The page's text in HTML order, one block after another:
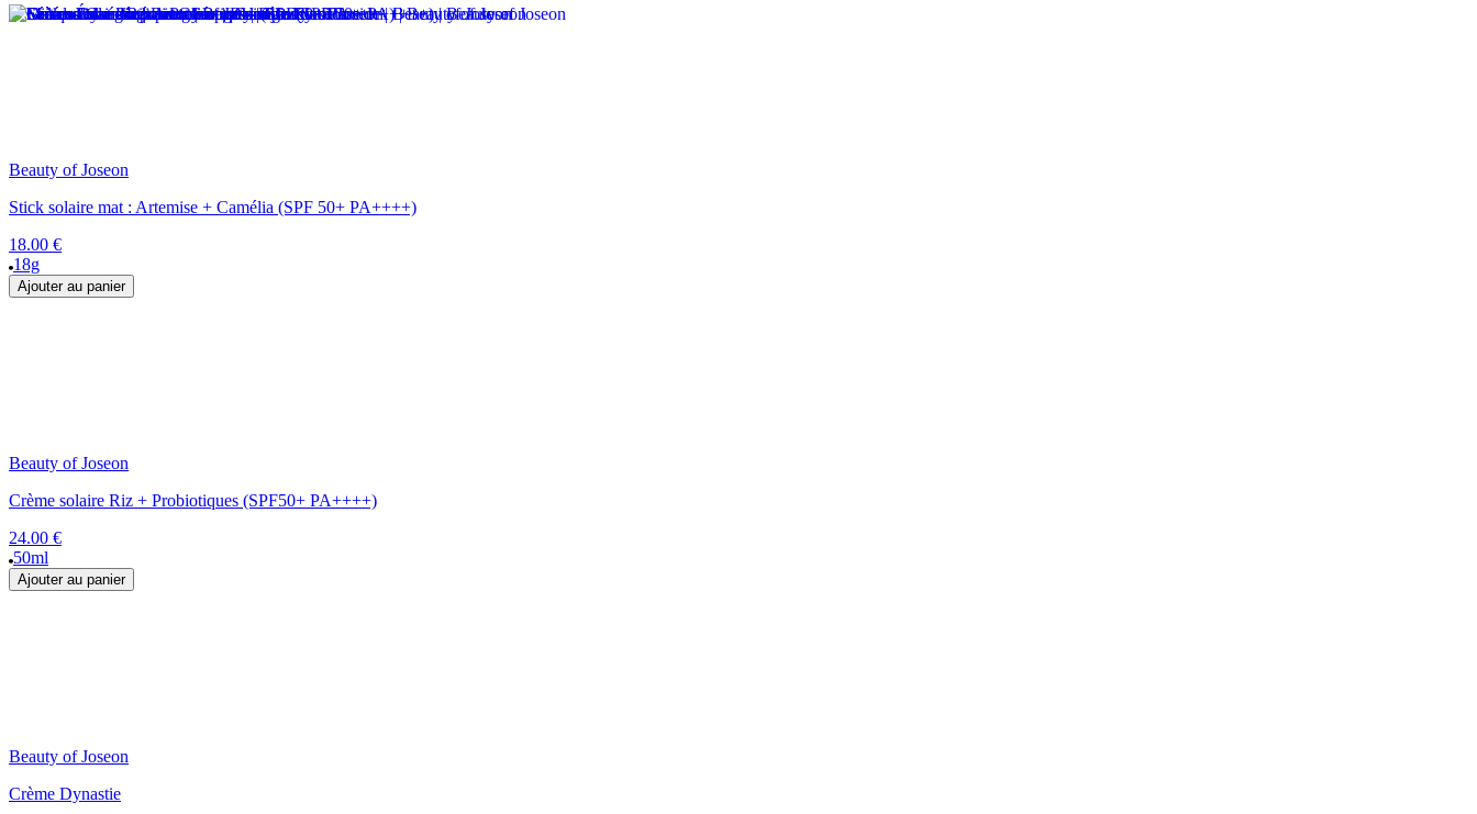
Beauty of Joseon
Stick solaire mat : Artemise + Camélia (SPF 50+ PA++++)
18.00 €
18g
Ajouter au panier
Beauty of Joseon
Crème solaire Riz + Probiotiques (SPF50+ PA++++)
24.00 €
50ml
Ajouter au panier
Beauty of Joseon
Crème Dynastie